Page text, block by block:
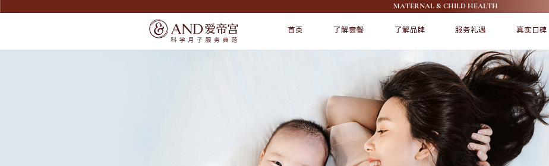
MATERNAL & CHILD HEALTH
真实口碑
服务礼遇
了解品牌
了解套餐
首页